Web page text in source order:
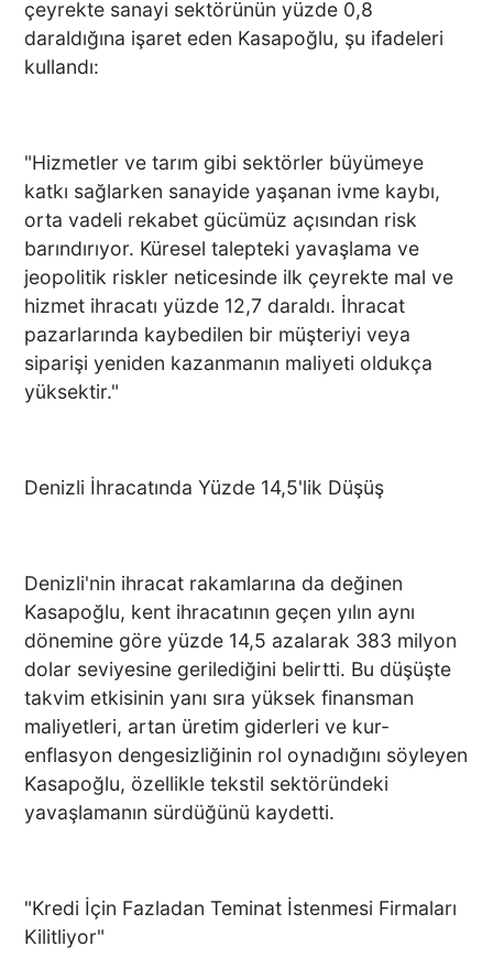
çeyrekte sanayi sektörünün yüzde 0,8
daraldığına işaret eden Kasapoğlu, şu ifadeleri
kullandı:
"Hizmetler ve tarım gibi sektörler büyümeye
katkı sağlarken sanayide yaşanan ivme kaybı,
orta vadeli rekabet gücümüz açısından risk
barındırıyor. Küresel talepteki yavaşlama ve
jeopolitik riskler neticesinde ilk çeyrekte mal ve
hizmet ihracatı yüzde 12,7 daraldı. İhracat
pazarlarında kaybedilen bir müşteriyi veya
siparişi yeniden kazanmanın maliyeti oldukça
yüksektir."
Denizli İhracatında Yüzde 14,5'lik Düşüş
Denizli'nin ihracat rakamlarına da değinen
Kasapoğlu, kent ihracatının geçen yılın aynı
dönemine göre yüzde 14,5 azalarak 383 milyon
dolar seviyesine gerilediğini belirtti. Bu düşüşte
takvim etkisinin yanı sıra yüksek finansman
maliyetleri, artan üretim giderleri ve kur-
enflasyon dengesizliğinin rol oynadığını söyleyen
Kasapoğlu, özellikle tekstil sektöründeki
yavaşlamanın sürdüğünü kaydetti.
"Kredi İçin Fazladan Teminat İstenmesi Firmaları
Kilitliyor"